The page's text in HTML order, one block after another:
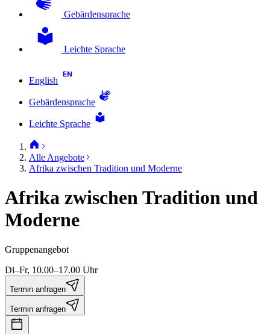
Gebärdensprache
Leichte Sprache
English
Gebärdensprache
Leichte Sprache
Alle Angebote
Afrika zwischen Tradition und Moderne
Afrika zwischen Tradition und
Moderne
Gruppenangebot
Di–Fr, 10.00–17.00 Uhr
Termin anfragen
Termin anfragen